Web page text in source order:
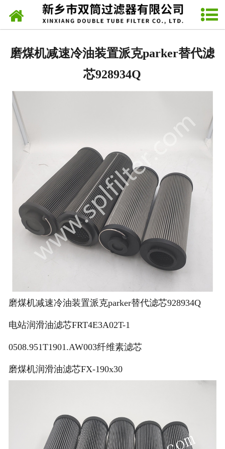
网站首页
发电厂滤芯
马勒MAHLE滤芯
雅歌ARGO滤芯
稀油站滤芯
磨煤机减速冷油装置派克parker替代滤
芯928934Q
磨煤机减速冷油装置派克parker替代滤芯928934Q
电站润滑油滤芯FRT4E3A02T-1
0508.951T1901.AW003纤维素滤芯
磨煤机润滑油滤芯FX-190x30